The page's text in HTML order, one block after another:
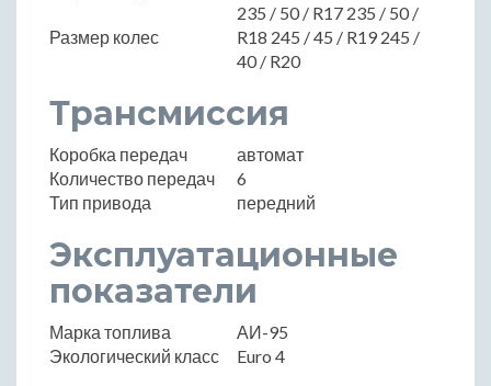
Размер колес
235 / 50 / R17 235 / 50 /
R18 245 / 45 / R19 245 /
40 / R20
Трансмиссия
Коробка передач
автомат
Количество передач
6
Тип привода
передний
Эксплуатационные
показатели
Марка топлива
АИ-95
Экологический класс
Euro 4